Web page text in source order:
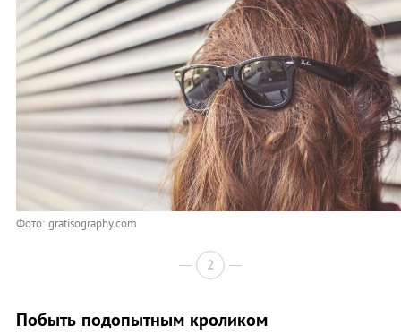
Фото: gratisography.com
2
Побыть подопытным кроликом